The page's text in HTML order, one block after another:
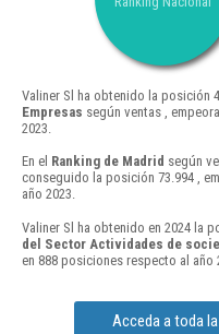
Valiner Sl ha obtenido la posición
Empresas según ventas ,
2023.
En el Ranking de Madrid según
conseguido la posición 73.994 ,
año 2023.
Valiner Sl ha obtenido en 2024 la
del Sector Actividades de
en 888 posiciones respecto al año
Acceda a toda